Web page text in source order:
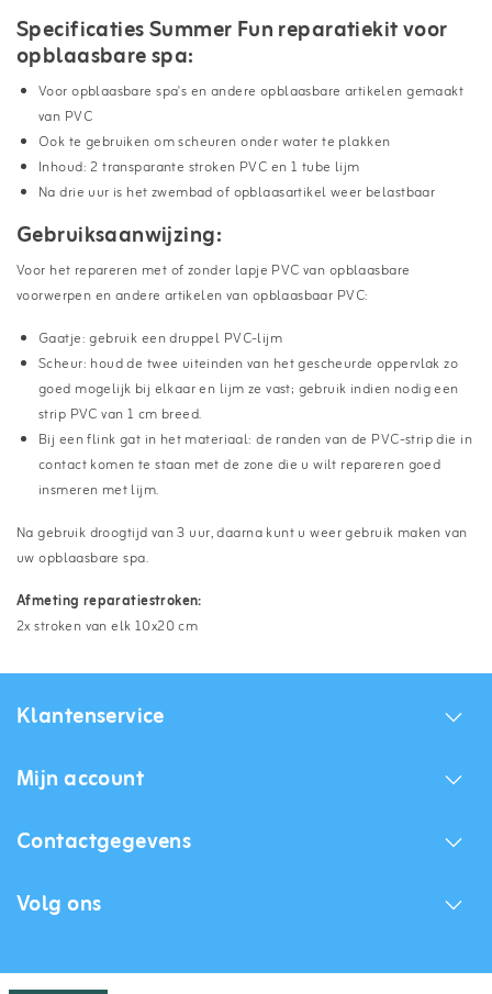
Specificaties Summer Fun reparatiekit voor
opblaasbare spa:
Voor opblaasbare spa's en andere opblaasbare artikelen gemaakt
van PVC
Ook te gebruiken om scheuren onder water te plakken
Inhoud: 2 transparante stroken PVC en 1 tube lijm
Na drie uur is het zwembad of opblaasartikel weer belastbaar
Gebruiksaanwijzing:
Voor het repareren met of zonder lapje PVC van opblaasbare
voorwerpen en andere artikelen van opblaasbaar PVC:
Gaatje: gebruik een druppel PVC-lijm
Scheur: houd de twee uiteinden van het gescheurde oppervlak zo
goed mogelijk bij elkaar en lijm ze vast; gebruik indien nodig een
strip PVC van 1 cm breed.
Bij een flink gat in het materiaal: de randen van de PVC-strip die in
contact komen te staan met de zone die u wilt repareren goed
insmeren met lijm.
Na gebruik droogtijd van 3 uur, daarna kunt u weer gebruik maken van
uw opblaasbare spa.
Afmeting reparatiestroken:
2x stroken van elk 10x20 cm
Klantenservice
Mijn account
Contactgegevens
Volg ons